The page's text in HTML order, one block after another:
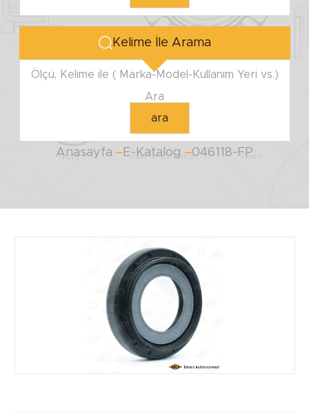
Kelime İle Arama
Ölçü, Kelime ile ( Marka-Model-Kullanım Yeri vs.)
Ara
ara
Anasayfa E-Katalog 046118-FP